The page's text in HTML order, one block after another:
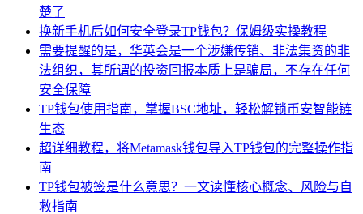
楚了
换新手机后如何安全登录TP钱包？保姆级实操教程
需要提醒的是，华英会是一个涉嫌传销、非法集资的非
法组织，其所谓的投资回报本质上是骗局，不存在任何
安全保障
TP钱包使用指南，掌握BSC地址，轻松解锁币安智能链
生态
超详细教程，将Metamask钱包导入TP钱包的完整操作指
南
TP钱包被签是什么意思？一文读懂核心概念、风险与自
救指南